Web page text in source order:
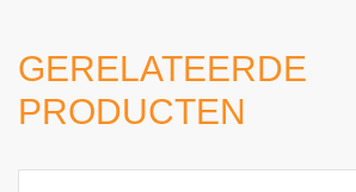
GERELATEERDE
PRODUCTEN